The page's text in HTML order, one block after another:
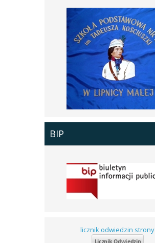
BIP
licznik odwiedzin strony